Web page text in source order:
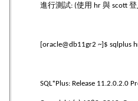
進行測試: (使用 hr 與scott 登
[oracle@db11gr2 ~]$ sqlplus
SQL*Plus: Release 11.2.0.2.0